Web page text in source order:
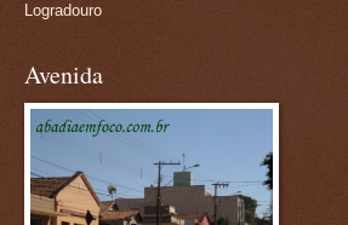
Logradouro
Avenida